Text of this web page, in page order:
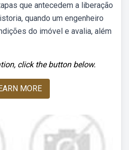
que antecedem a liberação
quando um engenheiro
do imóvel e avalia, além
click the button below.
MORE